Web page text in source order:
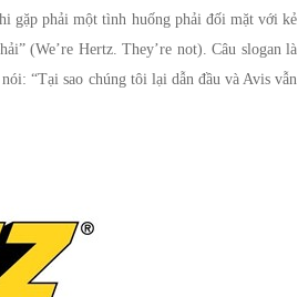
gặp phải một tình huống phải đối mặt với kẻ
(We’re Hertz. They’re not). Câu slogan là
“Tại sao chúng tôi lại dẫn đầu và Avis vẫn